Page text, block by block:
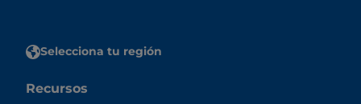
Selecciona tu región
Recursos